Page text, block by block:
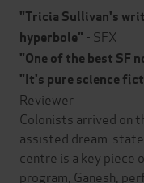
"Tricia Sullivan's
hyperbole" - SFX
"One of the best SF
"It's pure science
Reviewer
Colonists arrived on
assisted dream-
centre is a key piece
program, Ganesh,